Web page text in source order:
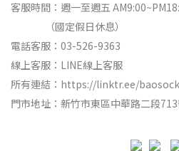
客服時間：週一至週五
（國定假日休息）
電話客服：03-526-9363
線上客服： LINE線上客服
所有連結： https://linktr.ee/
門市地址：新竹市東區中華路二段